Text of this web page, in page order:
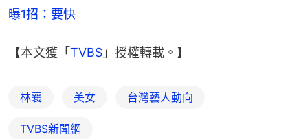
曝1招：要快
【本文獲「TVBS 」授權轉載。】
林襄 美女 台灣藝人動向
TVBS新聞網